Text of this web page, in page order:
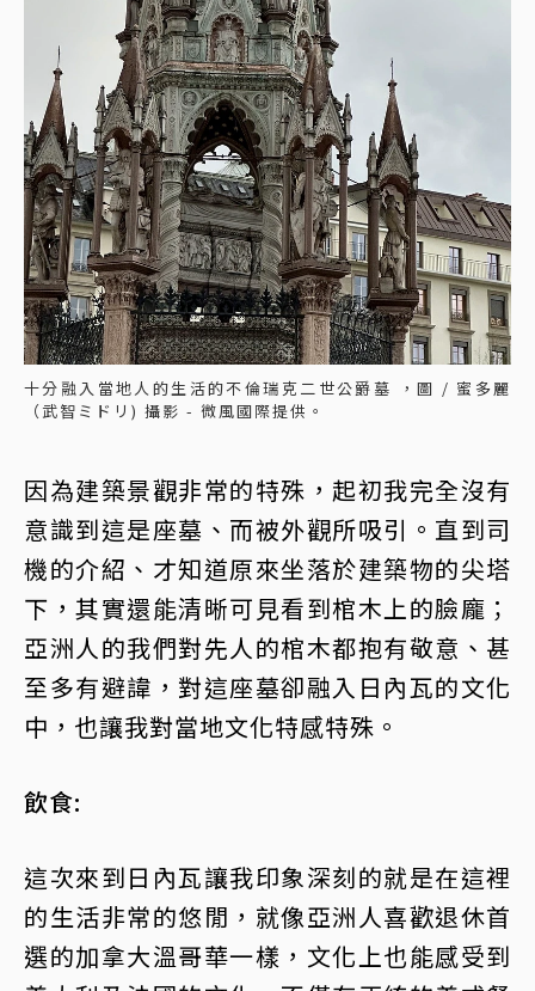
十分融入當地人的生活的不倫瑞克二世公爵墓 ，圖 / 蜜多麗
（武智ミドリ) 攝影 - 微風國際提供。
因為建築景觀非常的特殊，起初我完全沒有
意識到這是座墓、而被外觀所吸引。直到司
機的介紹、才知道原來坐落於建築物的尖塔
下，其實還能清晰可見看到棺木上的臉龐；
亞洲人的我們對先人的棺木都抱有敬意、甚
至多有避諱，對這座墓卻融入日內瓦的文化
中，也讓我對當地文化特感特殊。
飲食:
這次來到日內瓦讓我印象深刻的就是在這裡
的生活非常的悠閒，就像亞洲人喜歡退休首
選的加拿大溫哥華一樣，文化上也能感受到